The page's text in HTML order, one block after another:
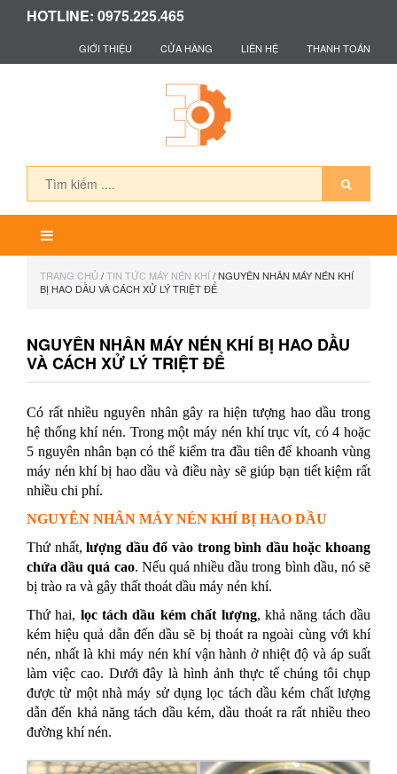
HOTLINE: 0975.225.465
GIỚI THIỆU CỬA HÀNG LIÊN HỆ THANH TOÁN
TRANG CHỦ /TIN TỨC MÁY NÉN KHÍ/ NGUYÊN NHÂN MÁY NÉN KHÍ
BỊ HAO DẦU VÀ CÁCH XỬ LÝ TRIỆT ĐỂ
NGUYÊN NHÂN MÁY NÉN KHÍ BỊ HAO DẦU
VÀ CÁCH XỬ LÝ TRIỆT ĐỂ
Có rất nhiều nguyên nhân gây ra hiện tượng hao dầu trong
hệ thống khí nén. Trong một máy nén khí trục vít, có 4 hoặc
5 nguyên nhân bạn có thể kiểm tra đầu tiên để khoanh vùng
máy nén khí bị hao dầu và điều này sẽ giúp bạn tiết kiệm rất
nhiều chi phí.
NGUYÊN NHÂN MÁY NÉN KHÍ BỊ HAO DẦU
Thứ nhất,lượng dầu đổ vào trong bình dầu hoặc khoang
chứa dầu quá cao. Nếu quá nhiều dầu trong bình dầu, nó sẽ
bị trào ra và gây thất thoát dầu máy nén khí.
Thứ hai, lọc tách dầu kém chất lượng, khả năng tách dầu
kém hiệu quả dẫn đến dầu sẽ bị thoát ra ngoài cùng với khí
nén, nhất là khi máy nén khí vận hành ở nhiệt độ và áp suất
làm việc cao. Dưới đây là hình ảnh thực tế chúng tôi chụp
được từ một nhà máy sử dụng lọc tách dầu kém chất lượng
dẫn đến khả năng tách dầu kém, dầu thoát ra rất nhiều theo
đường khí nén.